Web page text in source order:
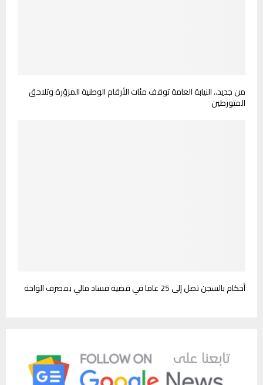
من جديد.. النيابة العامة توقف مئات الأرقام الوطنية المزوّرة وتلاحق
المتورطين
أحكام بالسجن تصل إلى 25 عاما في قضية فساد مالي بمصرف الواحة